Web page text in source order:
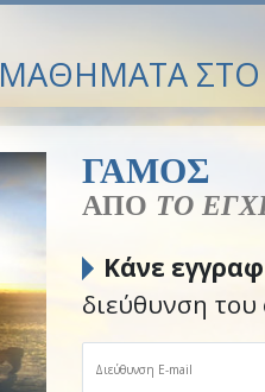
ΜΑΘΗΜΑΤΑ ΣΤΟ
ΓΑΜΟΣ
ΑΠΟ ΤΟ
Κάνε
διεύθυνση